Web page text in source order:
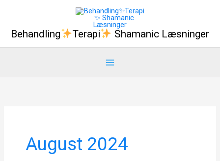
indholdet
Behandling Terapi Shamanic Læsninger
August 2024